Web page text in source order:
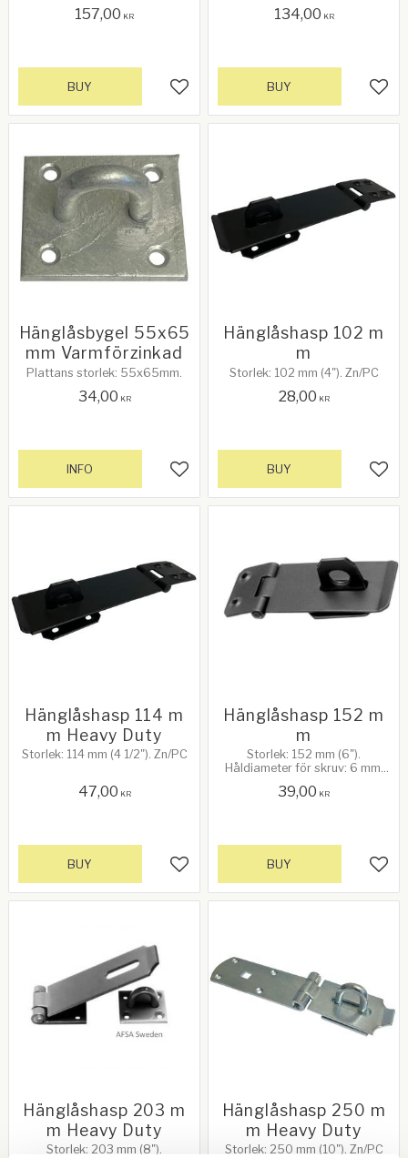
st skruvbultar
157,00 KR
Add to favorites
BUY
som monteras mellan stolpar.
134,00 KR
BUY
Hänglåsbygel 55x65
mm Varmförzinkad
Plattans storlek: 55x65mm.
34,00 KR
Add to favorites
INFO
Hänglåshasp 102 m
m
Storlek: 102 mm (4"). Zn/PC
28,00 KR
BUY
Hänglåshasp 114 m
m Heavy Duty
Storlek: 114 mm (4 1/2"). Zn/PC
47,00 KR
Add to favorites
BUY
Hänglåshasp 152 m
m
Storlek: 152 mm (6").
Håldiameter för skruv: 6 mm.
39,00 KR
BUY
Hänglåshasp 203 m
m Heavy Duty
Storlek: 203 mm (8").
Hänglåshasp 250 m
m Heavy Duty
Storlek: 250 mm (10"). Zn/PC